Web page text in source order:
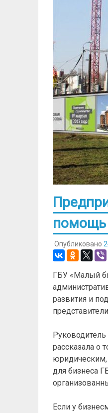
помощь
Опубликовано
ГБУ «Малый
развития и
рассказала о
для бизнеса
Если у